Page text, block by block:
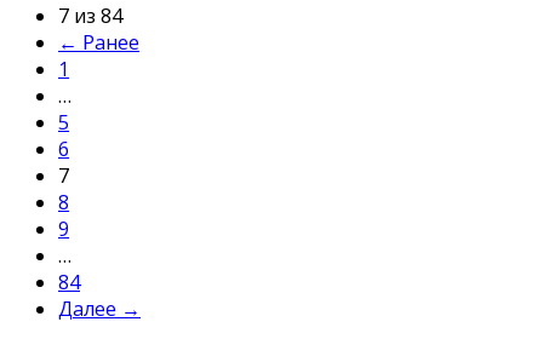
7 из 84
← Ранее
1
…
5
6
7
8
9
…
84
Далее →